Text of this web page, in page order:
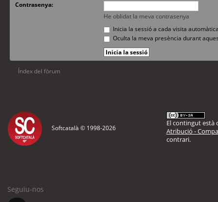
Contrasenya:
He oblidat la meva contrasenya
Inicia la sessió a cada visita
Oculta la meva presència durant
Índex del fòrum
Softcatalà © 1998-2026
El contingut està
Atribució -
contrari.
Seguiu-nos